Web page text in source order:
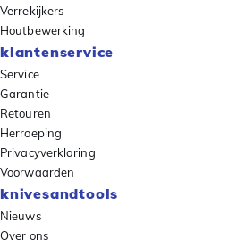
Verrekijkers
Houtbewerking
klantenservice
Service
Garantie
Retouren
Herroeping
Privacyverklaring
Voorwaarden
knivesandtools
Nieuws
Over ons